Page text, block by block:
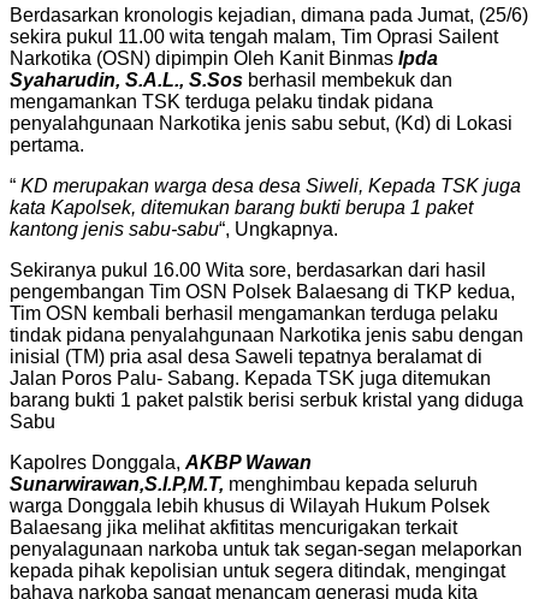
Berdasarkan kronologis kejadian, dimana pada Jumat, (25/6)
sekira pukul 11.00 wita tengah malam, Tim Oprasi Sailent
Narkotika (OSN) dipimpin Oleh Kanit Binmas Ipda
Syaharudin, S.A.L., S.Sos berhasil membekuk dan
mengamankan TSK terduga pelaku tindak pidana
penyalahgunaan Narkotika jenis sabu sebut, (Kd) di Lokasi
pertama.
“ KD merupakan warga desa desa Siweli, Kepada TSK juga
kata Kapolsek, ditemukan barang bukti berupa 1 paket
kantong jenis sabu-sabu“, Ungkapnya.
Sekiranya pukul 16.00 Wita sore, berdasarkan dari hasil
pengembangan Tim OSN Polsek Balaesang di TKP kedua,
Tim OSN kembali berhasil mengamankan terduga pelaku
tindak pidana penyalahgunaan Narkotika jenis sabu dengan
inisial (TM) pria asal desa Saweli tepatnya beralamat di
Jalan Poros Palu- Sabang. Kepada TSK juga ditemukan
barang bukti 1 paket palstik berisi serbuk kristal yang diduga
Sabu
Kapolres Donggala, AKBP Wawan
Sunarwirawan,S.I.P,M.T, menghimbau kepada seluruh
warga Donggala lebih khusus di Wilayah Hukum Polsek
Balaesang jika melihat akfititas mencurigakan terkait
penyalagunaan narkoba untuk tak segan-segan melaporkan
kepada pihak kepolisian untuk segera ditindak, mengingat
bahaya narkoba sangat menancam generasi muda kita